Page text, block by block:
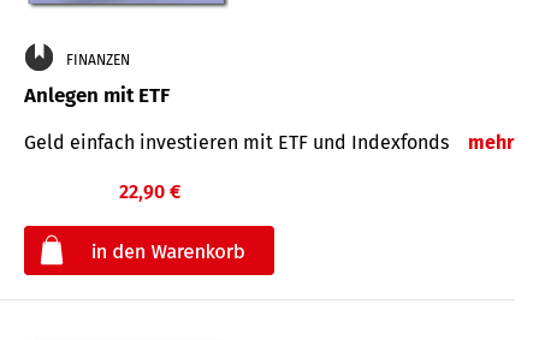
FINANZEN
Anlegen mit ETF
Geld einfach investieren mit ETF und Indexfonds mehr
22,90 €